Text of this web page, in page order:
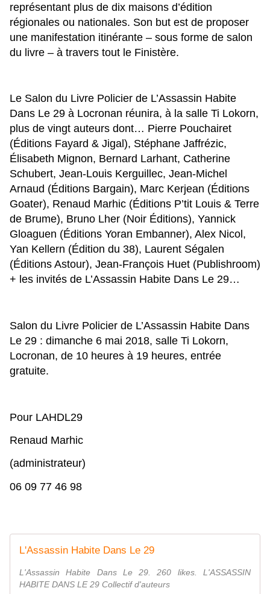
représentant plus de dix maisons d’édition
régionales ou nationales. Son but est de proposer
une manifestation itinérante – sous forme de salon
du livre – à travers tout le Finistère.
Le Salon du Livre Policier de L’Assassin Habite
Dans Le 29 à Locronan réunira, à la salle Ti Lokorn,
plus de vingt auteurs dont… Pierre Pouchairet
(Éditions Fayard & Jigal), Stéphane Jaffrézic,
Élisabeth Mignon, Bernard Larhant, Catherine
Schubert, Jean-Louis Kerguillec, Jean-Michel
Arnaud (Éditions Bargain), Marc Kerjean (Éditions
Goater), Renaud Marhic (Éditions P’tit Louis & Terre
de Brume), Bruno Lher (Noir Éditions), Yannick
Gloaguen (Éditions Yoran Embanner), Alex Nicol,
Yan Kellern (Édition du 38), Laurent Ségalen
(Éditions Astour), Jean-François Huet (Publishroom)
+ les invités de L’Assassin Habite Dans Le 29…
Salon du Livre Policier de L’Assassin Habite Dans
Le 29 : dimanche 6 mai 2018, salle Ti Lokorn,
Locronan, de 10 heures à 19 heures, entrée
gratuite.
Pour LAHDL29
Renaud Marhic
(administrateur)
06 09 77 46 98
L'Assassin Habite Dans Le 29
L'Assassin Habite Dans Le 29. 260 likes. L'ASSASSIN
HABITE DANS LE 29 Collectif d'auteurs